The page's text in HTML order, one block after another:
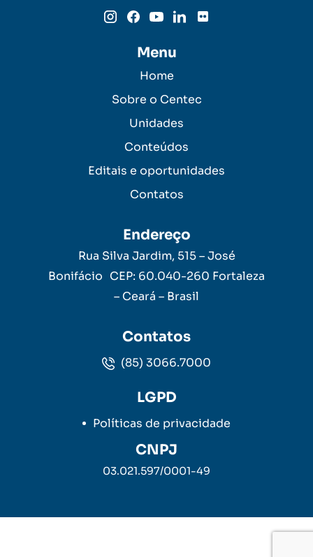
Menu
Home
Sobre o Centec
Unidades
Conteúdos
Editais e oportunidades
Contatos
Endereço
Rua Silva Jardim, 515 – José
Bonifácio CEP: 60.040-260 Fortaleza
– Ceará – Brasil
Contatos
(85) 3066.7000
LGPD
Políticas de privacidade
CNPJ
03.021.597/0001-49